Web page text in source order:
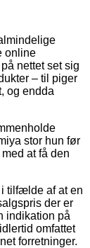
online
nettet set sig
– til piger
og endda
stor hun før
at få den
i tilfælde af at en
der er
indikation på
omfattet
forretninger.